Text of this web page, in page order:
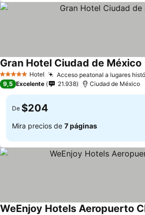
5 Estrellas Hotel Acceso peatonal a lugares
Gran Hotel Ciudad de México
9,5 Excelente 21.938 Ciudad de México
De $204
Mira precios de 7 páginas
WeEnjoy Hotels Aeropuerto